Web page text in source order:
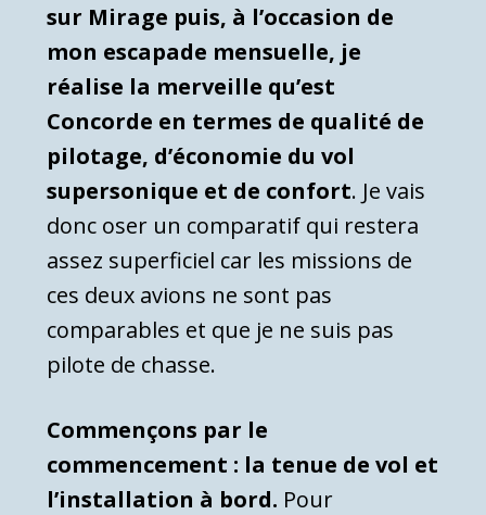
sur Mirage puis, à l’occasion de
mon escapade mensuelle, je
réalise la merveille qu’est
Concorde en termes de qualité de
pilotage, d’économie du vol
supersonique et de confort. Je vais
donc oser un comparatif qui restera
assez superficiel car les missions de
ces deux avions ne sont pas
comparables et que je ne suis pas
pilote de chasse.
Commençons par le
commencement : la tenue de vol et
l’installation à bord. Pour